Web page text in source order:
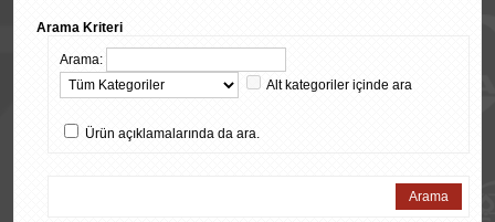
Arama Kriteri
Arama:
Alt kategoriler içinde ara
Ürün açıklamalarında da ara.